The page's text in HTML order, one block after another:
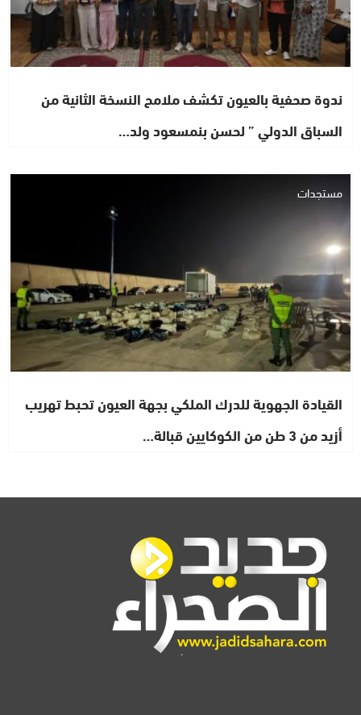
ندوة صحفية بالعيون تكشف ملامح النسخة الثانية من
السباق الدولي ” لحسن بنمسعود ولد…
مستجدات
القيادة الجهوية للدرك الملكي بجهة العيون تحبط تهريب
أزيد من 3 طن من الكوكايين قبالة…